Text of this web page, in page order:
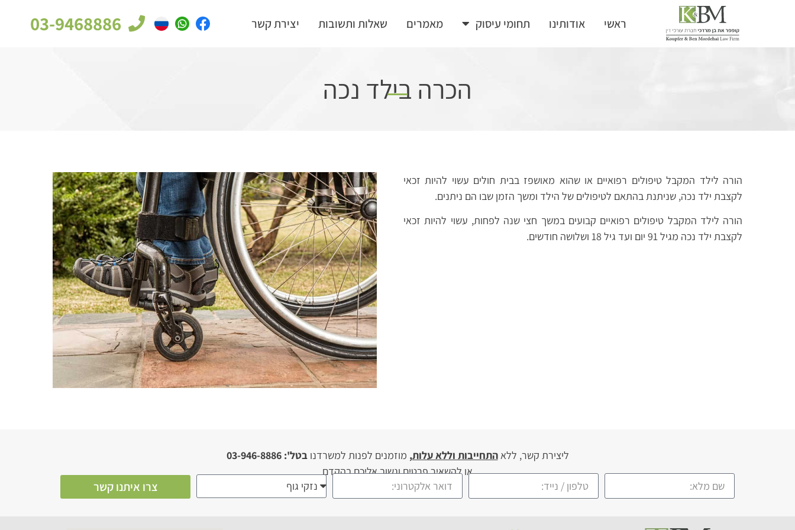
ראשי אודותינו תחומי עיסוק מאמרים שאלות ותשובות יצירת קשר 03-9468886
הכרה בילד נכה​
הורה לילד המקבל טיפולים רפואיים או שהוא מאושפז בבית חולים עשוי להיות זכאי
לקצבת ילד נכה, שניתנת בהתאם לטיפולים של הילד ומשך הזמן שבו הם ניתנים.
הורה לילד המקבל טיפולים רפואיים קבועים במשך חצי שנה לפחות, עשוי להיות זכאי
לקצבת ילד נכה מגיל 91 יום ועד גיל 18 ושלושה חודשים.
ליצירת קשר, ללאהתחייבות וללא עלות, מוזמנים לפנות למשרדנובטל': 03-946-8886
או להשאיר פרטים ונשוב אליכם בהקדם
צרו איתנו קשר